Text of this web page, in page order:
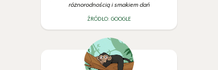
różnorodnością i smakiem dań
ŹRÓDŁO: GOOGLE